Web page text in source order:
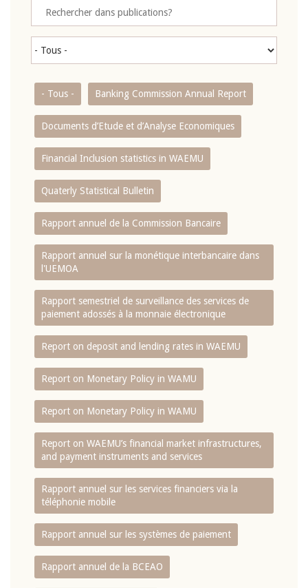
- Tous - Banking Commission Annual Report
Documents d’Etude et d’Analyse Economiques
Financial Inclusion statistics in WAEMU
Quaterly Statistical Bulletin
Rapport annuel de la Commission Bancaire
Rapport annuel sur la monétique interbancaire dans
l'UEMOA
Rapport semestriel de surveillance des services de
paiement adossés à la monnaie électronique
Report on deposit and lending rates in WAEMU
Report on Monetary Policy in WAMU
Report on Monetary Policy in WAMU
Report on WAEMU’s financial market infrastructures,
and payment instruments and services
Rapport annuel sur les services financiers via la
téléphonie mobile
Rapport annuel sur les systèmes de paiement
Rapport annuel de la BCEAO